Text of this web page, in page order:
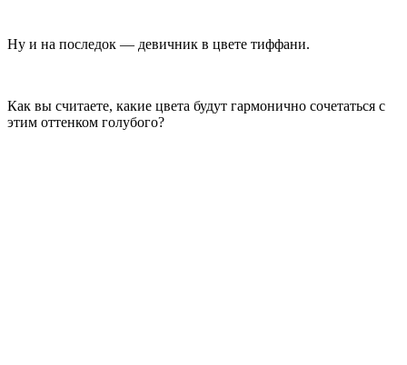
Ну и на последок — девичник в цвете тиффани.
Как вы считаете, какие цвета будут гармонично сочетаться с
этим оттенком голубого?